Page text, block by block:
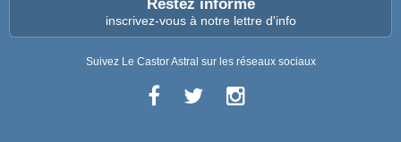
Restez informé
inscrivez-vous à notre lettre d'info
Suivez Le Castor Astral sur les réseaux sociaux